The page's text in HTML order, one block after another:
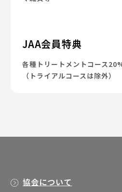
JAA会員特典
各種トリートメントコース
（トライアルコースは除外）
協会について